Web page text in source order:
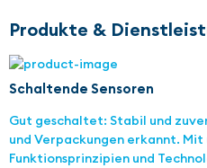
Produkte &
Schaltende Sensoren
Gut geschaltet: Stabil und
und Verpackungen erkannt.
Funktionsprinzipien und